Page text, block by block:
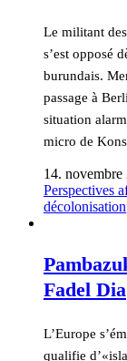
Le militant
s’est opposé
burundais.
passage à
situation
micro de
14. novembre
Perspectives
décolonisation
Fadel Dia
L’Europe
qualifie